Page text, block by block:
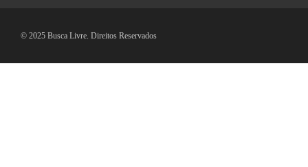
© 2025 Busca Livre. Direitos Reservados